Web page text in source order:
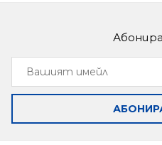
Slinex ML-20IP
IP video panel,
call to your
smartphone
Вашият
имейл